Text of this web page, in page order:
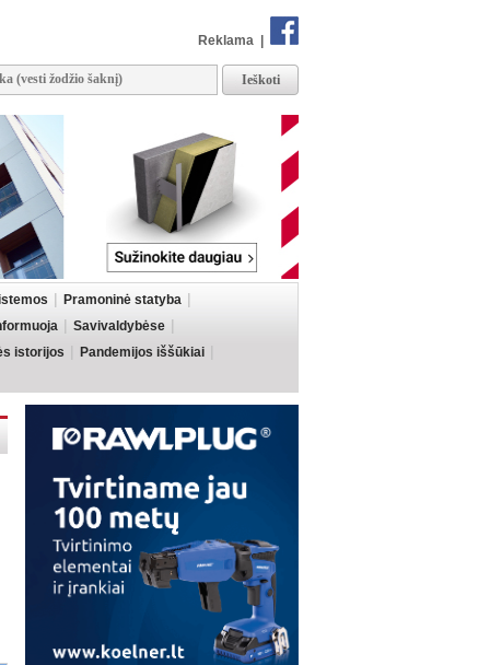
Reklama
Pramoninė statyba
Savivaldybėse
istorijos
Pandemijos iššūkiai